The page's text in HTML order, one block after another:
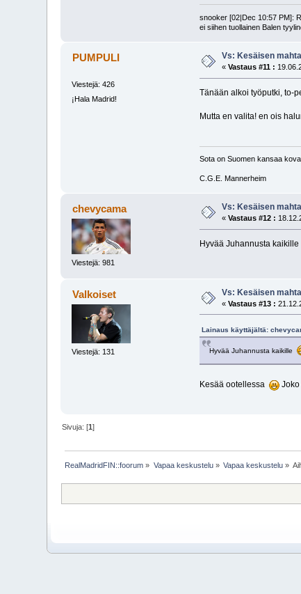
snooker [02|Dec 10:57 PM]:
ei siihen tuollainen Balen
PUMPULI
Viestejä: 426
¡Hala Madrid!
Vs: Kesäisen
«Vastaus #11 :
Tänään alkoi työputki, to-
Mutta en valita! en ois
Sota on Suomen kansaa
C.G.E. Mannerheim
chevycama
Viestejä: 981
Vs: Kesäisen
«Vastaus #12 :
Hyvää Juhannusta kaikille
Valkoiset
Viestejä: 131
Vs: Kesäisen
«Vastaus #13 :
Lainaus käyttäjältä:
Hyvää Juhannusta kaikille
Kesää ootellessa Joko
Sivuja: [1]
RealMadridFIN::foorum » Vapaa keskustelu» Vapaa keskustelu »